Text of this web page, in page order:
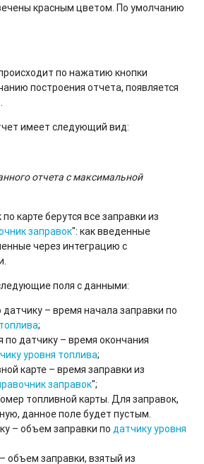
красным цветом. По умолчанию
по нажатию кнопки
построения отчета, появляется
имеет следующий вид:
отчета с максимальной
карте берутся все заправки из
заправок": как введенные
через интеграцию с
поля с данными:
– время начала заправки по
;
по датчику – время окончания
уровня топлива;
карте – время заправки из
заправок";
топливной карты. Для заправок,
данное поле будет пустым.
– объем заправки податчику уровня
объем заправки, взятый из